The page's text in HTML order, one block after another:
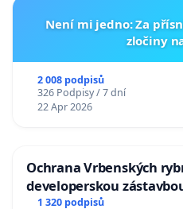
Není mi jedno: Za
zločiny
2 008 podpisů
326 Podpisy / 7 dní
22 Apr 2026
Ochrana Vrbenských
developerskou
1 320 podpisů